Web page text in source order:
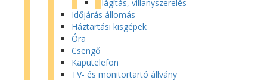
Világítás, villanyszerelés
Időjárás állomás
Háztartási kisgépek
Óra
Csengő
Kaputelefon
TV- és monitortartó állvány